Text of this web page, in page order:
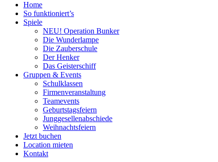
Home
So funktioniert’s
Spiele
NEU! Operation Bunker
Die Wunderlampe
Die Zauberschule
Der Henker
Das Geisterschiff
Gruppen & Events
Schulklassen
Firmenveranstaltung
Teamevents
Geburtstagsfeiern
Junggesellenabschiede
Weihnachtsfeiern
Jetzt buchen
Location mieten
Kontakt